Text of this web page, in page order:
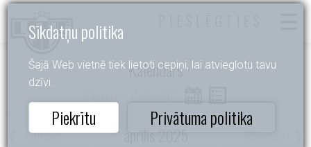
Sīkdatņu politika
Šajā Web vietnē tiek lietoti cepiņi, lai atvieglotu tavu
dzīvi.
Piekrītu Privātuma politika
Kalendārs
Iepriekš. aprīlis 2025